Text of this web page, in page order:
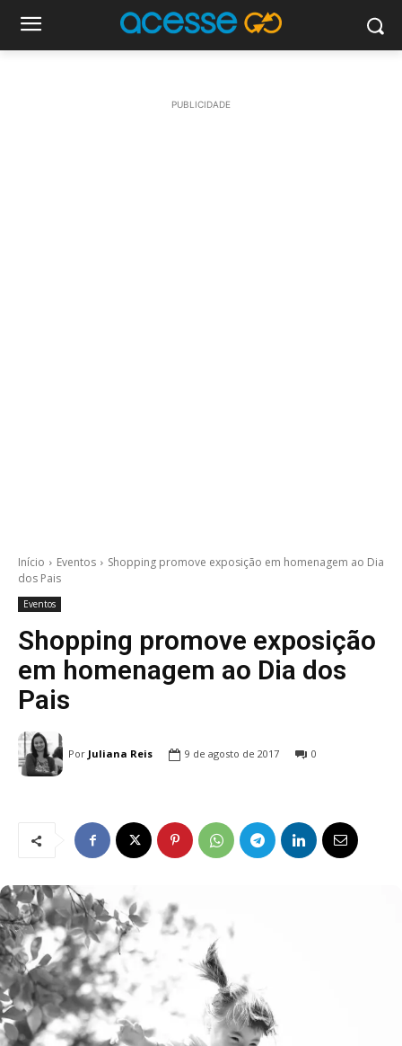
PUBLICIDADE
Início Eventos
Shopping promove exposição em homenagem ao Dia
dos Pais
Eventos
Shopping promove exposição
em homenagem ao Dia dos
Pais
Por Juliana Reis 9 de agosto de 2017 0